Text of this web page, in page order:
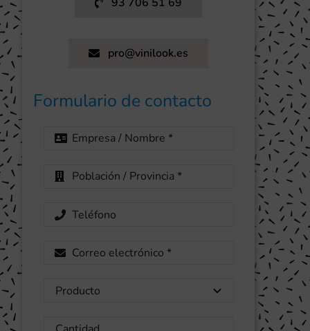
pro@vinilook.es
Formulario de contacto